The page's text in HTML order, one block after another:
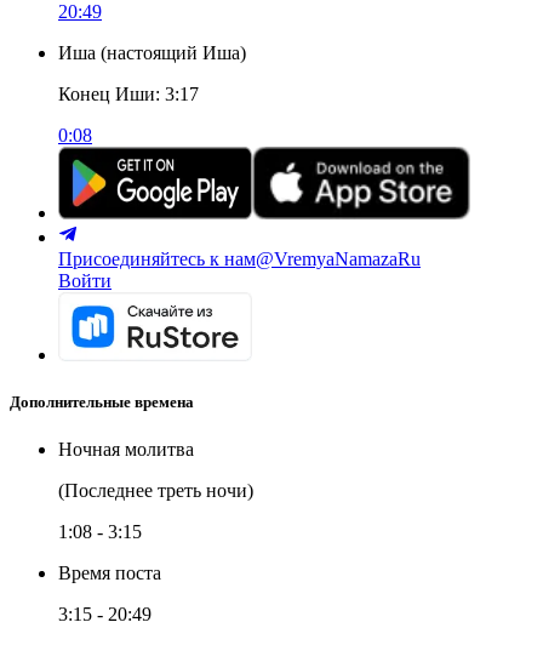
20:49
Иша (настоящий Иша)
Конец Иши: 3:17
0:08
Присоединяйтесь к нам@VremyaNamazaRu
Войти
Дополнительные времена
Ночная молитва
(Последнее треть ночи)
1:08 - 3:15
Время поста
3:15 - 20:49